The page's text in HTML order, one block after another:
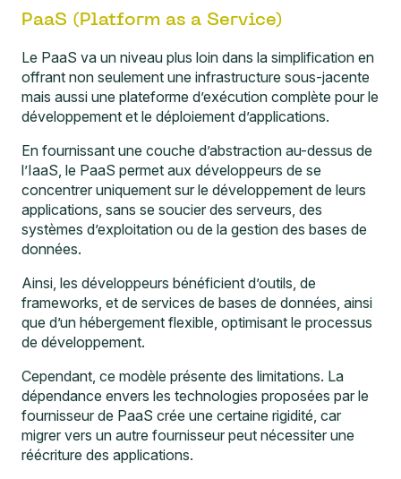
PaaS (Platform as a Service)
Le PaaS va un niveau plus loin dans la simplification en
offrant non seulement une infrastructure sous-jacente
mais aussi une plateforme d’exécution complète pour le
développement et le déploiement d’applications.
En fournissant une couche d’abstraction au-dessus de
l’IaaS, le PaaS permet aux développeurs de se
concentrer uniquement sur le développement de leurs
applications, sans se soucier des serveurs, des
systèmes d’exploitation ou de la gestion des bases de
données.
Ainsi, les développeurs bénéficient d’outils, de
frameworks, et de services de bases de données, ainsi
que d’un hébergement flexible, optimisant le processus
de développement.
Cependant, ce modèle présente des limitations. La
dépendance envers les technologies proposées par le
fournisseur de PaaS crée une certaine rigidité, car
migrer vers un autre fournisseur peut nécessiter une
réécriture des applications.